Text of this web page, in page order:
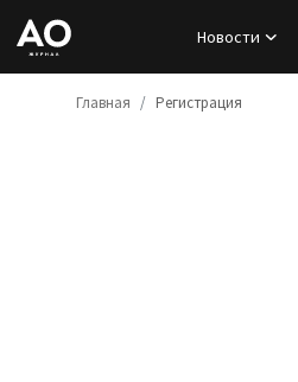
Новости
Главная Регистрация